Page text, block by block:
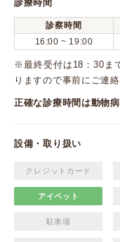
診療時間
診察時間
16:00 ~ 19:00
※最終受付は18：30ま
りますので事前にご連絡
正確な診療時間は動物
設備・取り扱い
クレジットカード
アイペット
駐車場